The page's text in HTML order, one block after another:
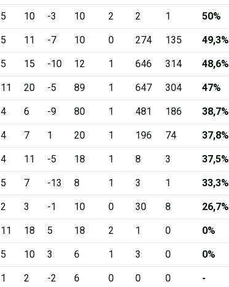
5 10 -3 10 2 2 1 50%
5 11 -7 10 0 274 135 49,3%
5 15 -10 12 1 646 314 48,6%
11 20 -5 89 1 647 304 47%
4 6 -9 80 1 481 186 38,7%
4 7 1 20 1 196 74 37,8%
4 11 -5 18 1 8 3 37,5%
5 7 -13 8 1 3 1 33,3%
2 3 -1 10 0 30 8 26,7%
11 18 5 18 2 1 0 0%
5 10 3 6 1 3 0 0%
1 2 -2 6 0 0 0 -